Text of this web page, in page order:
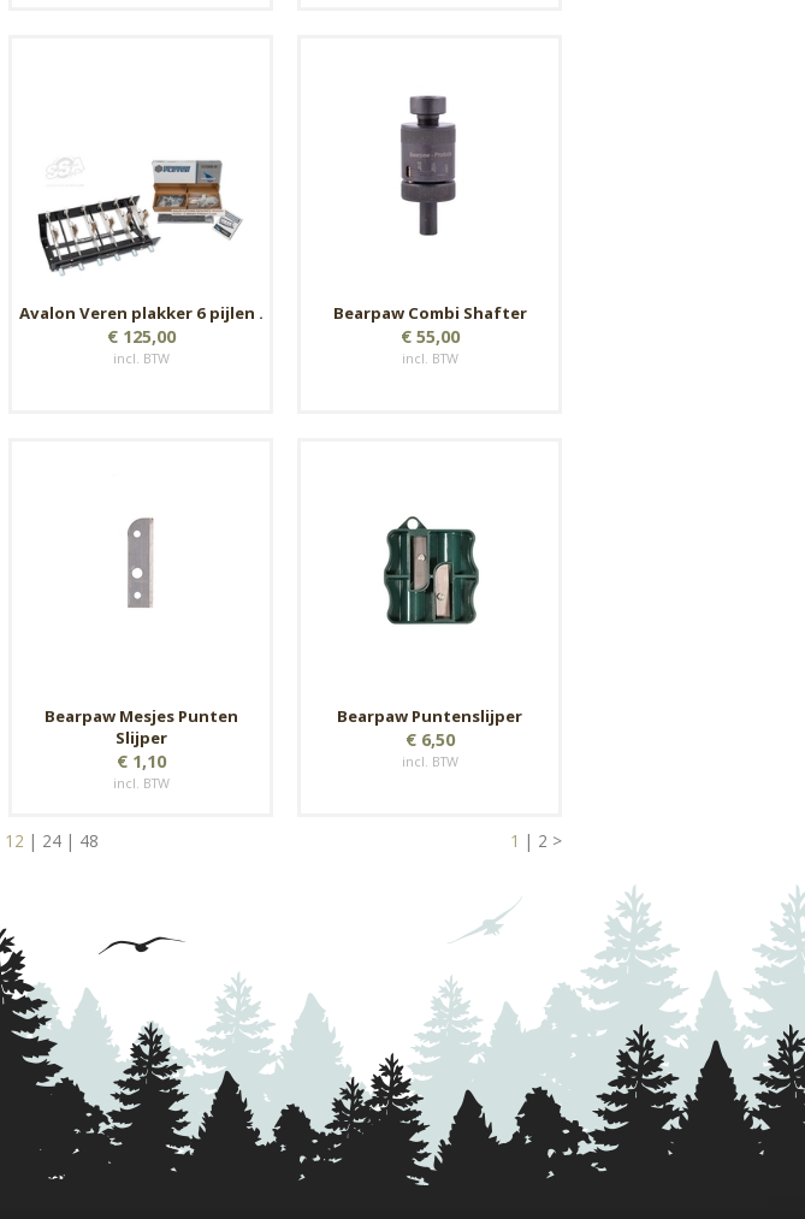
Avalon Veren plakker 6 pijlen .
€ 125,00
incl. BTW
Bearpaw Combi Shafter
€ 55,00
incl. BTW
Bearpaw Mesjes Punten
Slijper
€ 1,10
incl. BTW
Bearpaw Puntenslijper
€ 6,50
incl. BTW
12 | 24 | 48 1 | 2 >